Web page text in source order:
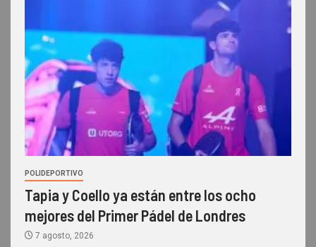
POLIDEPORTIVO
Tapia y Coello ya están entre los ocho
mejores del Primer Pádel de Londres
7 agosto, 2026